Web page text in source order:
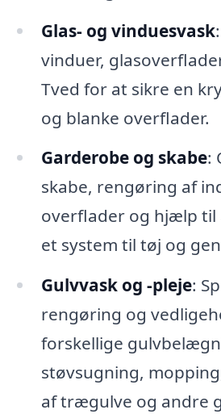
Glas- og vinduesvask
vinduer,
Tved for at sikre en
og blanke overflader.
Garderobe og skabe:
skabe, rengøring af
overflader og hjælp
et system til tøj og
Gulvvask og -pleje:
rengøring og
forskellige
støvsugning,
af trægulve og andre